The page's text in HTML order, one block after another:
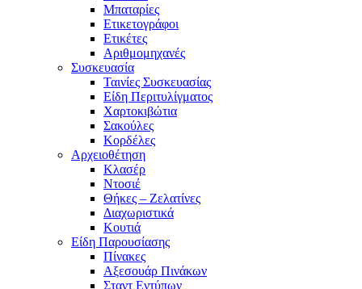
Μπαταρίες
Ετικετογράφοι
Ετικέτες
Αριθμομηχανές
Συσκευασία
Ταινίες Συσκευασίας
Είδη Περιτυλίγματος
Χαρτοκιβώτια
Σακούλες
Κορδέλες
Αρχειοθέτηση
Κλασέρ
Ντοσιέ
Θήκες – Ζελατίνες
Διαχωριστικά
Κουτιά
Είδη Παρουσίασης
Πίνακες
Αξεσουάρ Πινάκων
Σταντ Εντύπων